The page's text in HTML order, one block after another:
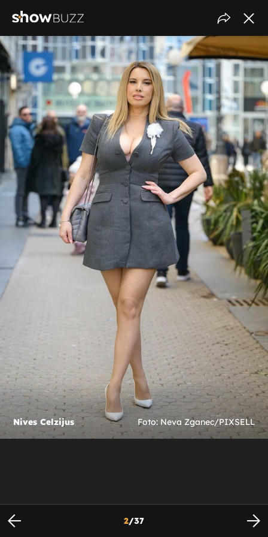
Nives Celzijus Foto: Neva Zganec/PIXSELL
2/37